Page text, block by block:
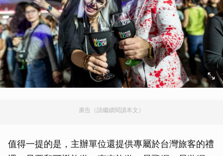
廣告（請繼續閱讀本文）
值得一提的是，主辦單位還提供專屬於台灣旅客的禮